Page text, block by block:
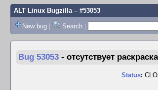
ALT Linux Bugzilla– #53053
New bug | Search |
Bug 53053 - отсутствует
Status: